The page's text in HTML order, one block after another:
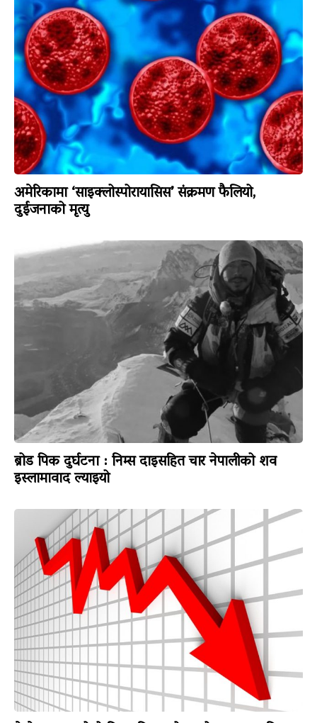
अमेरिकामा ‘साइक्लोस्पोरायासिस’ संक्रमण फैलियो,
दुईजनाको मृत्यु
ब्रोड पिक दुर्घटना : निम्स दाइसहित चार नेपालीको शव
इस्लामावाद ल्याइयो